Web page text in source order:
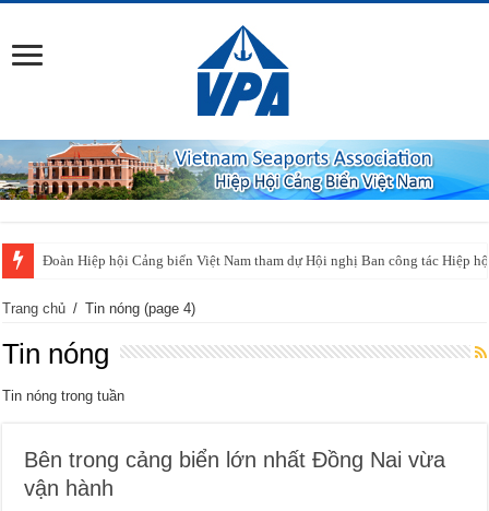
Đoàn Hiệp hội Cảng biển Việt Nam tham dự Hội nghị Ban công tác Hiệp
Trang chủ / Tin nóng (page 4)
Tin nóng
Tin nóng trong tuần
Bên trong cảng biển lớn nhất Đồng Nai vừa
vận hành